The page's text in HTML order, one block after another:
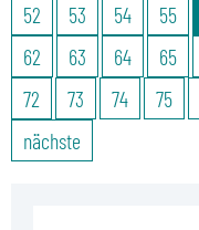
52
53 54 55
62
63 64 65
72
73 74 75
nächste